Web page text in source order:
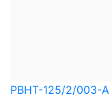
PBHT-125/2/003-A